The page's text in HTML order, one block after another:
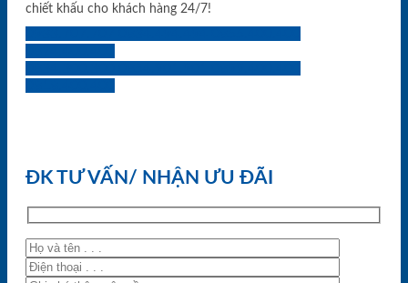
chiết khấu cho khách hàng 24/7!
ĐK TƯ VẤN/ NHẬN ƯU ĐÃI